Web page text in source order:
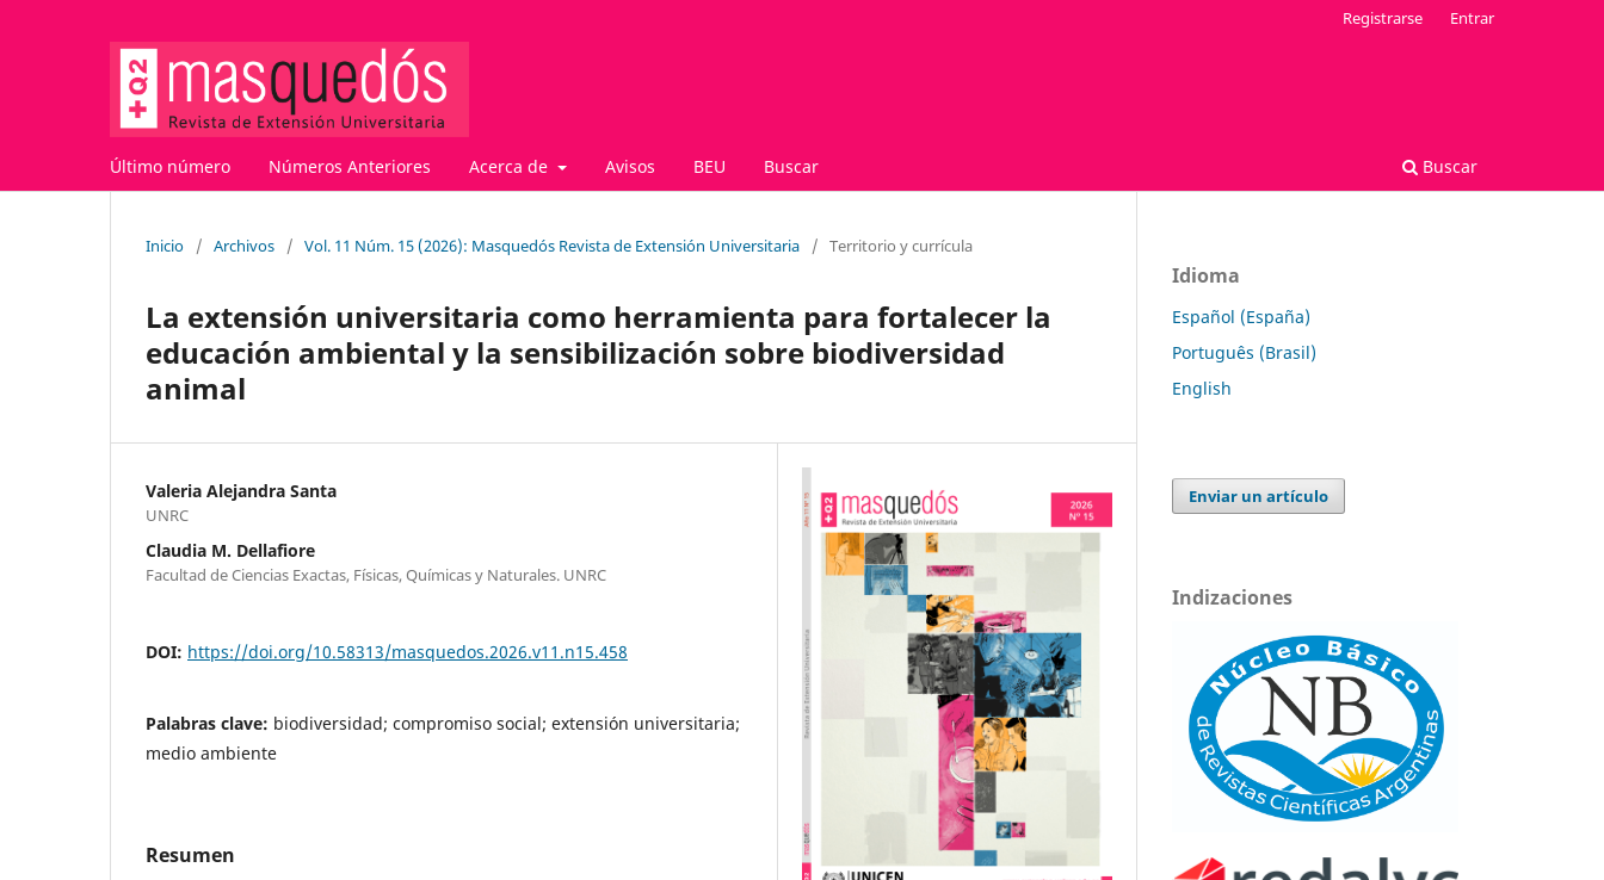
Último número Números Anteriores Acerca de Avisos BEU Buscar Buscar
Registrarse Entrar
Inicio / Archivos / Vol. 11 Núm. 15 (2026): Masquedós Revista de Extensión Universitaria / Territorio y currícula
La extensión universitaria como herramienta para fortalecer la
educación ambiental y la sensibilización sobre biodiversidad
animal
Valeria Alejandra Santa
UNRC
Claudia M. Dellafiore
Facultad de Ciencias Exactas, Físicas, Químicas y Naturales. UNRC
DOI: https://doi.org/10.58313/masquedos.2026.v11.n15.458
Palabras clave: biodiversidad; compromiso social; extensión universitaria;
medio ambiente
Resumen
Idioma
Español (España)
Português (Brasil)
English
Enviar un artículo
Indizaciones